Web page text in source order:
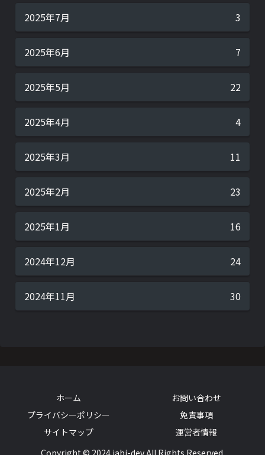
2025年7月 3
2025年6月 7
2025年5月 22
2025年4月 4
2025年3月 11
2025年2月 23
2025年1月 16
2024年12月 24
2024年11月 30
ホーム
お問い合わせ
プライバシーポリシー
免責事項
サイトマップ
運営者情報